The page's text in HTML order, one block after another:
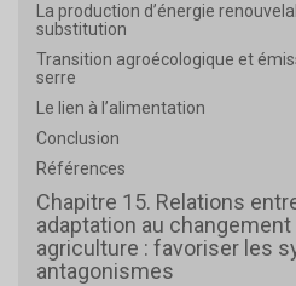
La production d’énergie
substitution
Transition agroécologique et
serre
Le lien à l’alimentation
Conclusion
Références
Chapitre 15. Relations
adaptation au
agriculture : favoriser les
antagonismes